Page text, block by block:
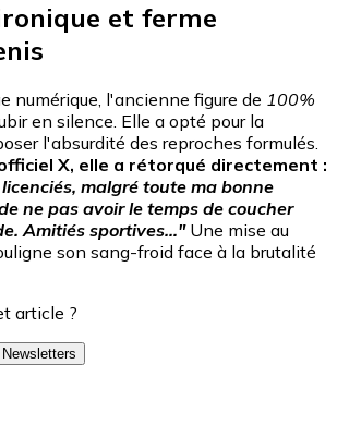
et ferme
numérique, l'ancienne figure de 100%
en silence. Elle a opté pour la
l'absurdité des reproches formulés.
X, elle a rétorqué directement :
malgré toute ma bonne
ne pas avoir le temps de coucher
Amitiés sportives…"Une mise au
son sang-froid face à la brutalité
article ?